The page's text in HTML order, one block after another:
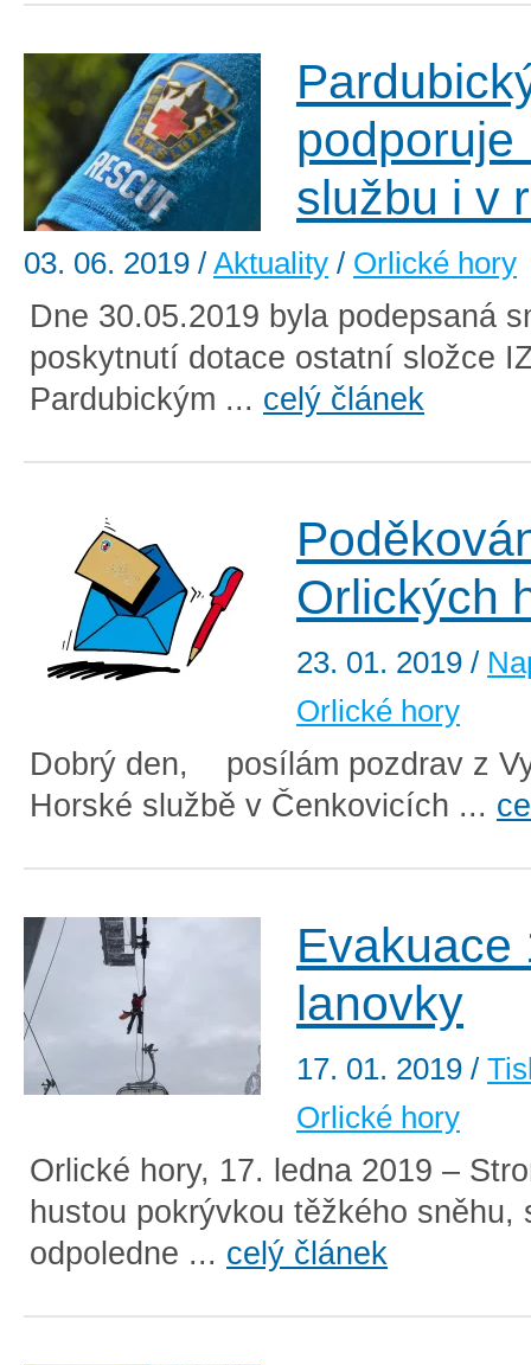
podporuje
službu i v
03. 06. 2019 / Aktuality / Orlické hory
Dne 30.05.2019 byla podepsaná
poskytnutí dotace ostatní složce
Pardubickým ... celý článek
Orlických
23. 01. 2019 /
Orlické hory
Dobrý den, posílám pozdrav z
Horské službě v Čenkovicích ...
Evakuace
lanovky
17. 01. 2019 /
Orlické hory
Orlické hory, 17. ledna 2019 –
hustou pokrývkou těžkého sněhu,
odpoledne ... celý článek